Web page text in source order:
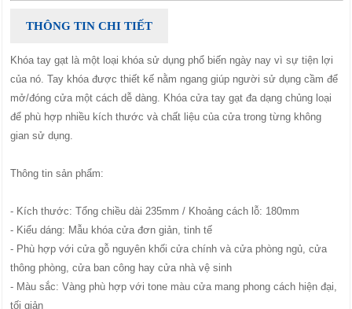
THÔNG TIN CHI TIẾT
Khóa tay gạt là một loại khóa sử dụng phổ biến ngày nay vì sự tiện lợi
của nó. Tay khóa được thiết kế nằm ngang giúp người sử dụng cầm để
mở/đóng cửa một cách dễ dàng. Khóa cửa tay gạt đa dạng chủng loại
để phù hợp nhiều kích thước và chất liệu của cửa trong từng không
gian sử dụng.
Thông tin sản phẩm:
- Kích thước: Tổng chiều dài 235mm / Khoảng cách lỗ: 180mm
- Kiểu dáng: Mẫu khóa cửa đơn giản, tinh tế
- Phù hợp với cửa gỗ nguyên khối cửa chính và cửa phòng ngủ, cửa
thông phòng, cửa ban công hay cửa nhà vệ sinh
- Màu sắc: Vàng phù hợp với tone màu cửa mang phong cách hiện đại,
tối giản